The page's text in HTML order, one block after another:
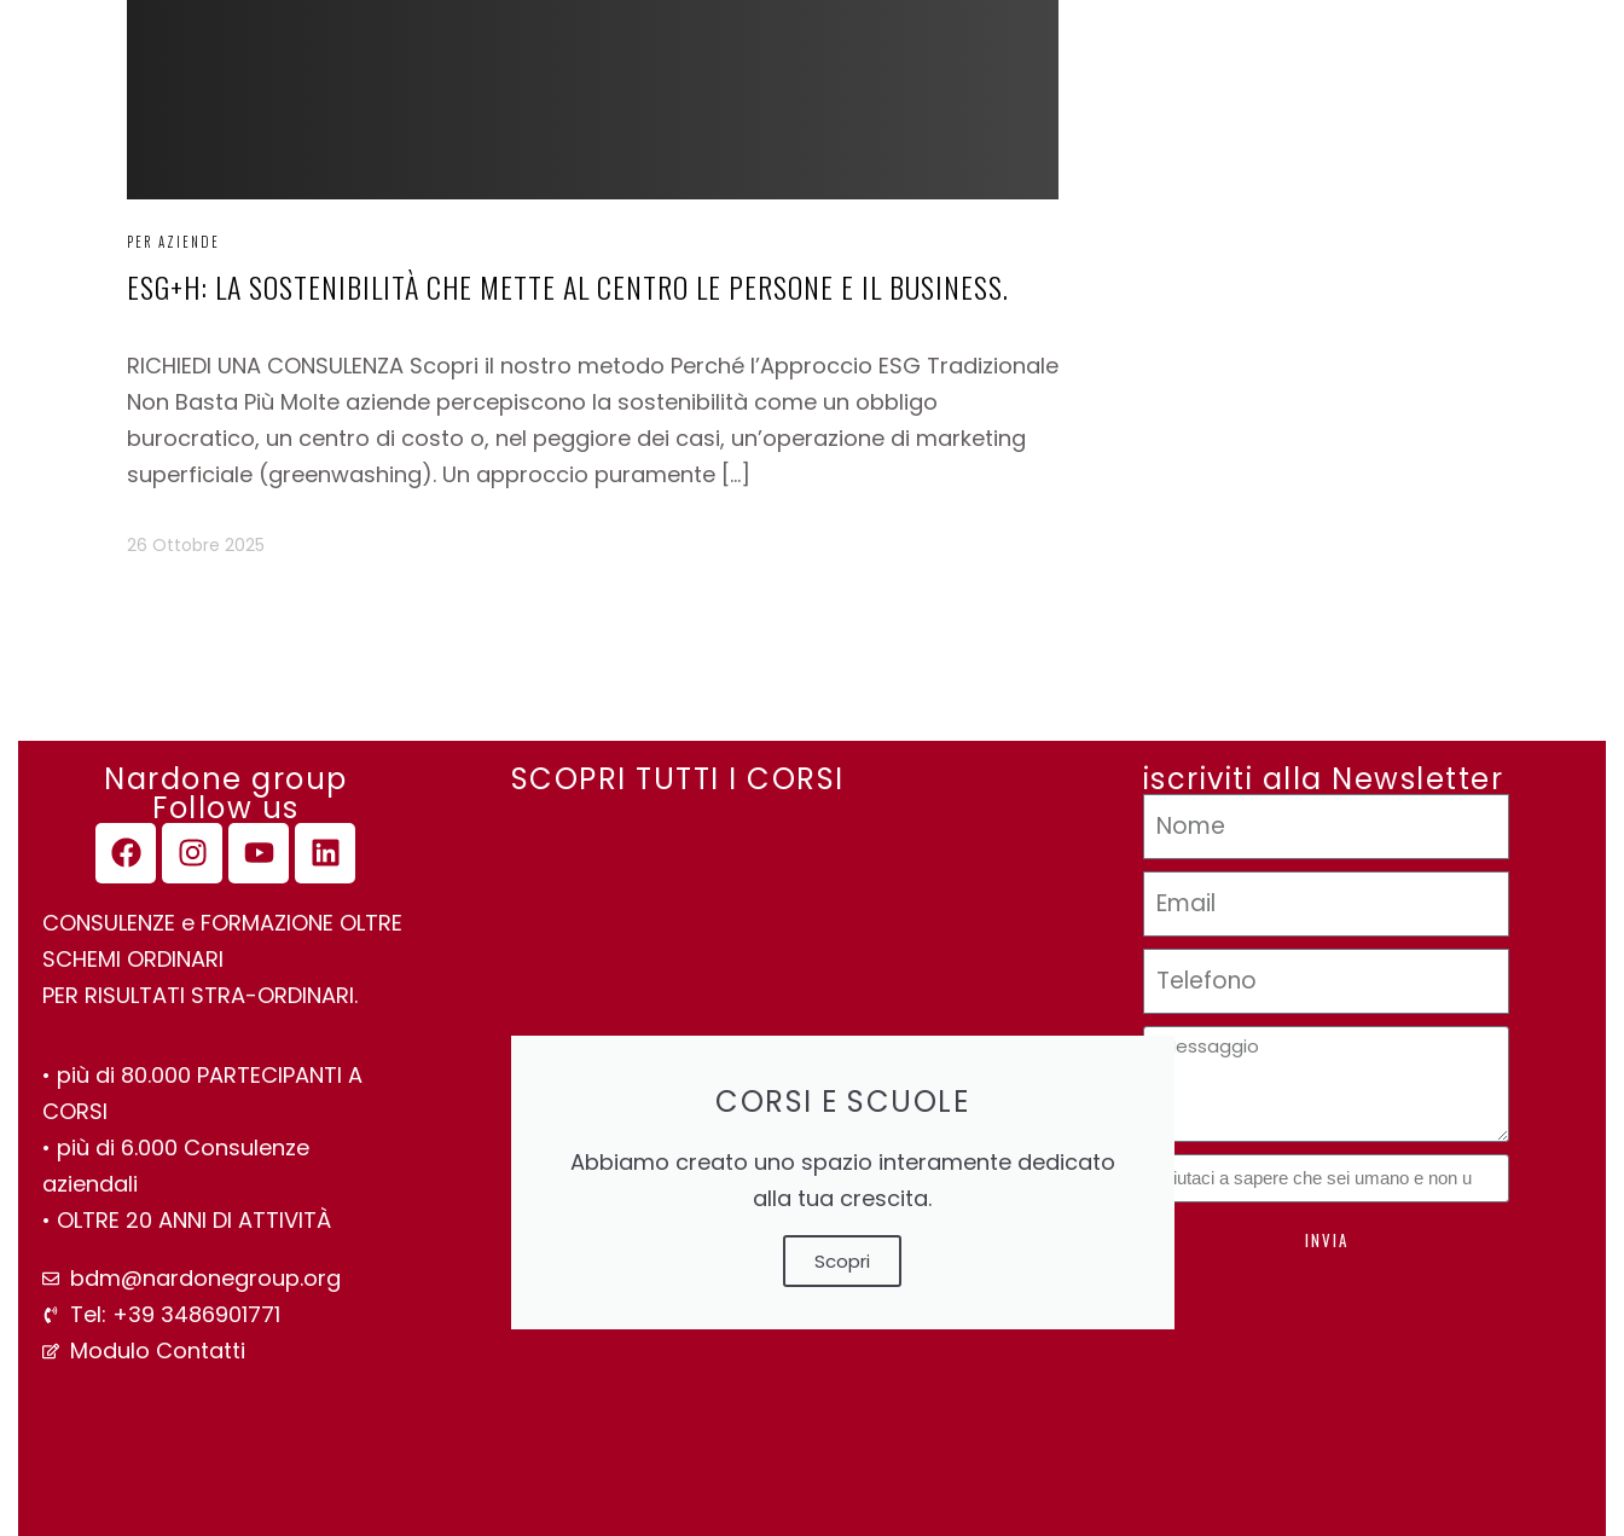
PER AZIENDE
ESG+H: LA SOSTENIBILITÀ CHE METTE AL CENTRO LE PERSONE E IL BUSINESS.
RICHIEDI UNA CONSULENZA Scopri il nostro metodo Perché l’Approccio ESG Tradizionale
Non Basta Più Molte aziende percepiscono la sostenibilità come un obbligo
burocratico, un centro di costo o, nel peggiore dei casi, un’operazione di marketing
superficiale (greenwashing). Un approccio puramente […]
26 Ottobre 2025
Nardone group
Follow us
CONSULENZE e FORMAZIONE OLTRE
SCHEMI ORDINARI
PER RISULTATI STRA-ORDINARI.
•⁠ ⁠più di 80.000 PARTECIPANTI A
CORSI
•⁠ ⁠più di 6.000 Consulenze
aziendali
•⁠ ⁠OLTRE 20 ANNI DI ATTIVITÀ
bdm@nardonegroup.org
Tel: +39 3486901771
Modulo Contatti
SCOPRI TUTTI I CORSI
CORSI E SCUOLE
Abbiamo creato uno spazio interamente dedicato
alla tua crescita.
Scopri
iscriviti alla Newsletter
INVIA